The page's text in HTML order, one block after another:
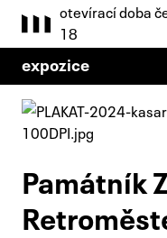
otevírací doba
18
expozice
Památník